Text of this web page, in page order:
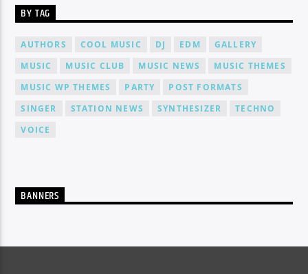
BY TAG
AUTHORS COOL MUSIC DJ EDM
GALLERY
MUSIC
MUSIC CLUB MUSIC NEWS
MUSIC THEMES
MUSIC WP THEMES
PARTY
POST FORMATS
SINGER
STATION NEWS SYNTHESIZER
TECHNO
VOICE
BANNERS